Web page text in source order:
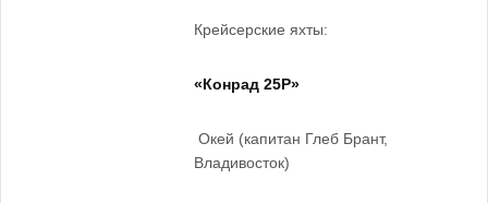
Крейсерские яхты:
«Конрад 25Р»
Окей (капитан Глеб Брант,
Владивосток)